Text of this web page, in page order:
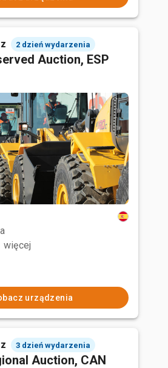
2 dzień wydarzenia
Auction, ESP
więcej
urządzenia
3 dzień wydarzenia
Auction, CAN